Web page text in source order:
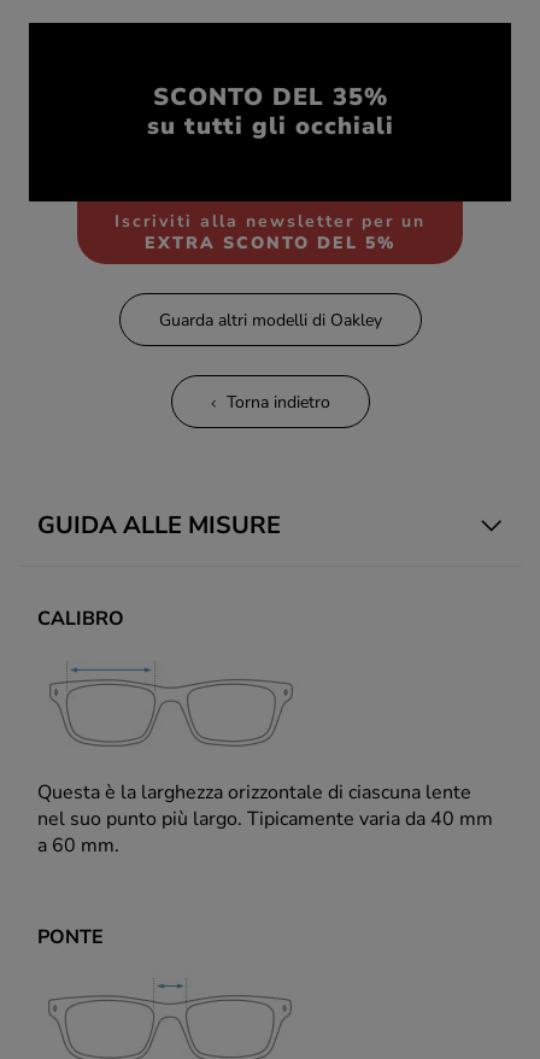
SCONTO DEL 35%
su tutti gli occhiali
Iscriviti alla newsletter per un
EXTRA SCONTO DEL 5%
Guarda altri modelli di Oakley
Torna indietro
GUIDA ALLE MISURE
CALIBRO
Questa è la larghezza orizzontale di ciascuna lente
nel suo punto più largo. Tipicamente varia da 40 mm
a 60 mm.
PONTE